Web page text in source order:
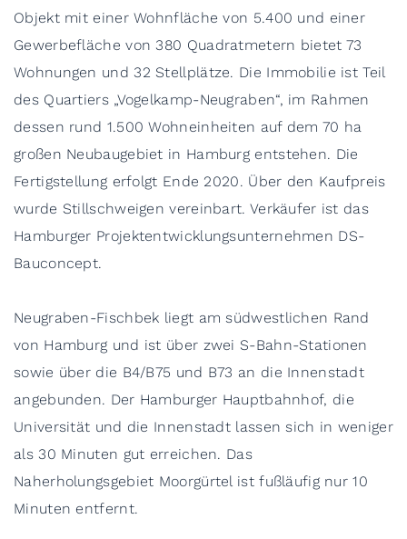
Objekt mit einer Wohnfläche von 5.400 und einer
Gewerbefläche von 380 Quadratmetern bietet 73
Wohnungen und 32 Stellplätze. Die Immobilie ist Teil
des Quartiers „Vogelkamp-Neugraben“, im Rahmen
dessen rund 1.500 Wohneinheiten auf dem 70 ha
großen Neubaugebiet in Hamburg entstehen. Die
Fertigstellung erfolgt Ende 2020. Über den Kaufpreis
wurde Stillschweigen vereinbart. Verkäufer ist das
Hamburger Projektentwicklungsunternehmen DS-
Bauconcept.
Neugraben-Fischbek liegt am südwestlichen Rand
von Hamburg und ist über zwei S-Bahn-Stationen
sowie über die B4/B75 und B73 an die Innenstadt
angebunden. Der Hamburger Hauptbahnhof, die
Universität und die Innenstadt lassen sich in weniger
als 30 Minuten gut erreichen. Das
Naherholungsgebiet Moorgürtel ist fußläufig nur 10
Minuten entfernt.